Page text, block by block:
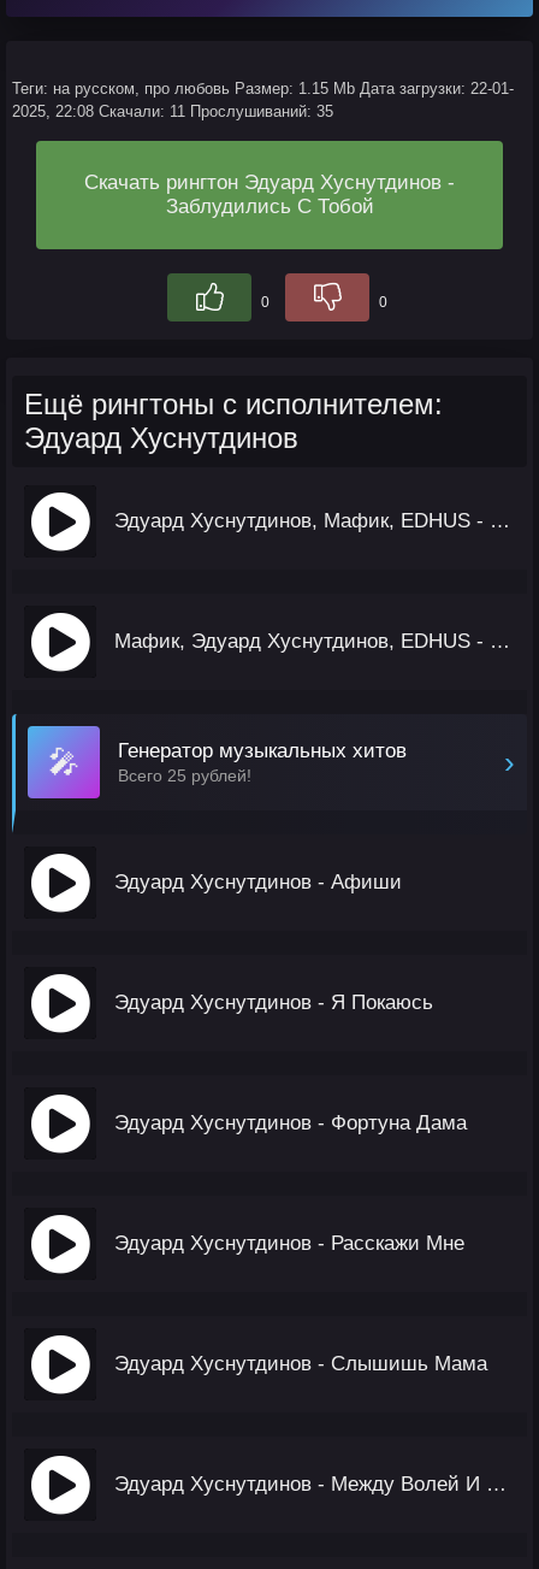
Теги: на русском, про любовь Размер: 1.15 Mb Дата загрузки: 22-01-
2025, 22:08 Скачали: 11 Прослушиваний: 35
Скачать рингтон Эдуард Хуснутдинов -
Заблудились С Тобой
0 0
Ещё рингтоны с исполнителем:
Эдуард Хуснутдинов
Эдуард Хуснутдинов, Мафик, EDHUS - Этот Трек
Мафик, Эдуард Хуснутдинов, EDHUS - Хулиган Обезоружен
🎤 Генератор музыкальных хитов
Всего 25 рублей! ›
Эдуард Хуснутдинов - Афиши
Эдуард Хуснутдинов - Я Покаюсь
Эдуард Хуснутдинов - Фортуна Дама
Эдуард Хуснутдинов - Расскажи Мне
Эдуард Хуснутдинов - Слышишь Мама
Эдуард Хуснутдинов - Между Волей И Тюрьмой